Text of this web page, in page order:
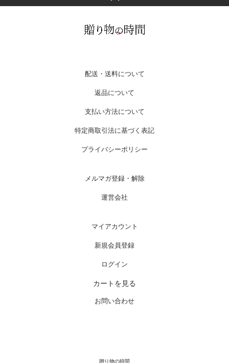
配送・送料について
返品について
支払い方法について
特定商取引法に基づく表記
プライバシーポリシー
メルマガ登録・解除
運営会社
マイアカウント
新規会員登録
ログイン
カートを見る
お問い合わせ
贈り物の時間